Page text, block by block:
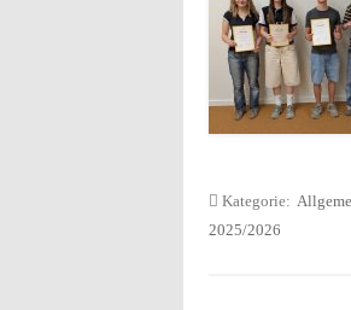
Kategorie:
2025/2026